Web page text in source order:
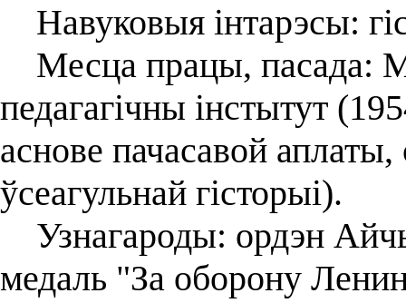
Навуковыя інтарэсы:
Месца працы, пасада:
педагагічны інстытут
аснове пачасавой
ўсеагульнай гісторыі).
Узнагароды: ордэн
медаль "За оборону